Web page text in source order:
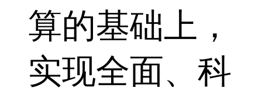
算的基础上，
实现全面、科